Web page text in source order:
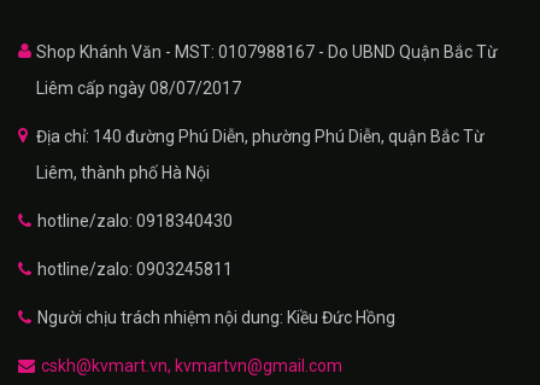
Shop Khánh Văn - MST: 0107988167 - Do UBND Quận Bắc Từ
Liêm cấp ngày 08/07/2017
Địa chỉ: 140 đường Phú Diễn, phường Phú Diễn, quận Bắc Từ
Liêm, thành phố Hà Nội
hotline/zalo: 0918340430
hotline/zalo: 0903245811
Người chịu trách nhiệm nội dung: Kiều Đức Hồng
cskh@kvmart.vn, kvmartvn@gmail.com